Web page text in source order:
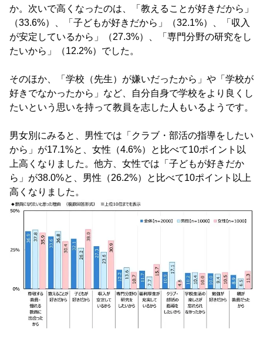
か。次いで高くなったのは、「教えることが好きだから」
（33.6%）、「子どもが好きだから」（32.1%）、「収入
が安定しているから」（27.3%）、「専門分野の研究をし
たいから」（12.2%）でした。
そのほか、「学校（先生）が嫌いだったから」や「学校が
好きでなかったから」など、自分自身で学校をより良くし
たいという思いを持って教員を志した人もいるようです。
男女別にみると、男性では「クラブ・部活の指導をしたい
から」が17.1%と、女性（4.6%）と比べて10ポイント以
上高くなりました。他方、女性では「子どもが好きだか
ら」が38.0%と、男性（26.2%）と比べて10ポイント以上
高くなりました。